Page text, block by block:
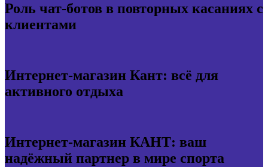
Роль чат-ботов в повторных касаниях с
клиентами
Интернет-магазин Кант: всё для
активного отдыха
Интернет-магазин КАНТ: ваш
надёжный партнер в мире спорта